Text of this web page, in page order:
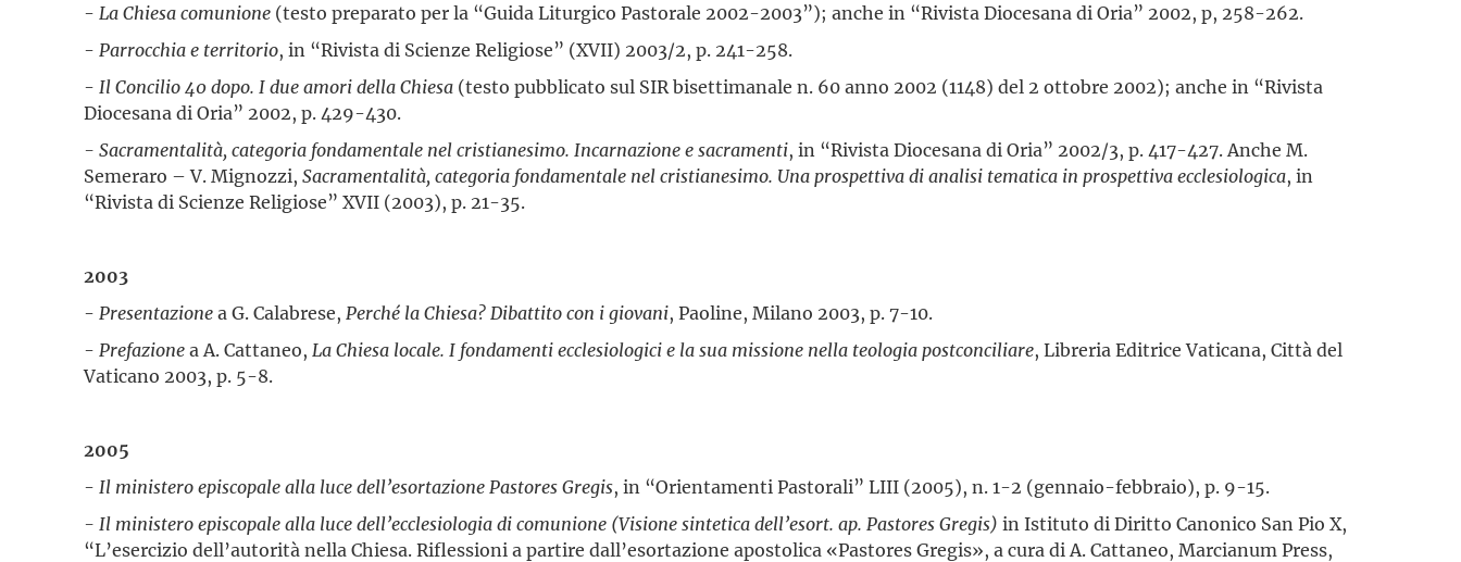
- La Chiesa comunione (testo preparato per la “Guida Liturgico Pastorale 2002-2003”); anche in “Rivista Diocesana di Oria” 2002, p, 258-262.
- Parrocchia e territorio, in “Rivista di Scienze Religiose” (XVII) 2003/2, p. 241-258.
- Il Concilio 40 dopo. I due amori della Chiesa (testo pubblicato sul SIR bisettimanale n. 60 anno 2002 (1148) del 2 ottobre 2002); anche in “Rivista
Diocesana di Oria” 2002, p. 429-430.
- Sacramentalità, categoria fondamentale nel cristianesimo. Incarnazione e sacramenti, in “Rivista Diocesana di Oria” 2002/3, p. 417-427. Anche M.
Semeraro – V. Mignozzi, Sacramentalità, categoria fondamentale nel cristianesimo. Una prospettiva di analisi tematica in prospettiva ecclesiologica, in
“Rivista di Scienze Religiose” XVII (2003), p. 21-35.
2003
- Presentazionea G. Calabrese, Perché la Chiesa? Dibattito con i giovani, Paoline, Milano 2003, p. 7-10.
- Prefazionea A. Cattaneo, La Chiesa locale. I fondamenti ecclesiologici e la sua missione nella teologia postconciliare, Libreria Editrice Vaticana, Città del
Vaticano 2003, p. 5-8.
2005
- Il ministero episcopale alla luce dell’esortazione Pastores Gregis, in “Orientamenti Pastorali” LIII (2005), n. 1-2 (gennaio-febbraio), p. 9-15.
- Il ministero episcopale alla luce dell’ecclesiologia di comunione (Visione sintetica dell’esort. ap. Pastores Gregis) in Istituto di Diritto Canonico San Pio X,
“L’esercizio dell’autorità nella Chiesa. Riflessioni a partire dall’esortazione apostolica «Pastores Gregis», a cura di A. Cattaneo, Marcianum Press,